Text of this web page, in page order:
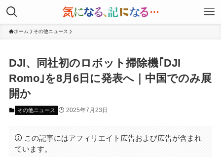
ホーム その他ニュース
DJI、同社初のロボット掃除機｢DJI
Romo｣を8月6日に発表へ｜中国でのみ展
開か
その他ニュース 2025年7月23日
この記事にはアフィリエイト広告および広告が含まれ
ています。